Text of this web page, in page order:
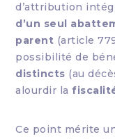
d’attribution
d’un seul
parent (article
possibilité de
distincts (au
alourdir la
Ce point mérite